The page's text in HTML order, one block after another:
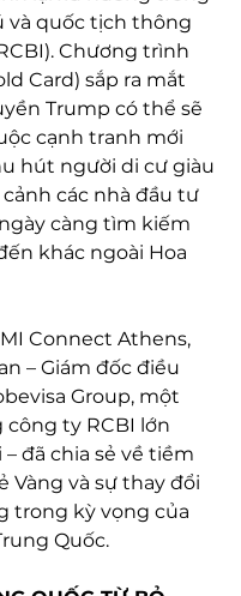
và quốc tịch thông
Chương trình
Card) sắp ra mắt
Trump có thể sẽ
cạnh tranh mới
hút người di cư giàu
các nhà đầu tư
càng tìm kiếm
khác ngoài Hoa
Connect Athens,
– Giám đốc điều
Group, một
ty RCBI lớn
đã chia sẻ về tiềm
Vàng và sự thay đổi
trong kỳ vọng của
Quốc.